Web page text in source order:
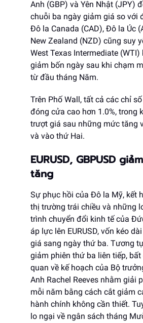
Anh (GBP) và Yên Nhật (JPY)
chuỗi ba ngày giảm giá so với
Đô la Canada (CAD), Đô la Úc
New Zealand (NZD) cũng suy
West Texas Intermediate (WTI)
giảm bốn ngày sau khi chạm
từ đầu tháng Năm.
Trên Phố Wall, tất cả các chỉ
đóng cửa cao hơn 1.0%, trong
trượt giá sau những mức tăng
và vào thứ Hai.
EURUSD, GBPUSD
tăng
Sự phục hồi của Đô la Mỹ, kết
thị trường trái chiều và những
trình chuyển đổi kinh tế của
áp lực lên EURUSD, vốn kéo
giá sang ngày thứ ba. Tương
giảm phiên thứ ba liên tiếp,
quan về kế hoạch của Bộ
Anh Rachel Reeves nhằm giải
mỗi năm bằng cách cắt giảm
hành chính không cần thiết.
lo ngại về ngân sách tháng